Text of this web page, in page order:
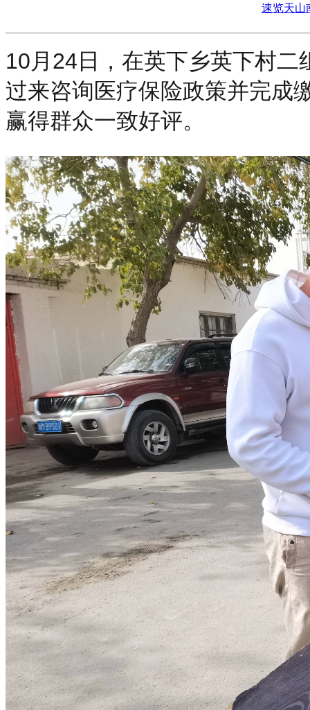
速览天山
10月24日，在英下乡英下村二
过来咨询医疗保险政策并完成
赢得群众一致好评。